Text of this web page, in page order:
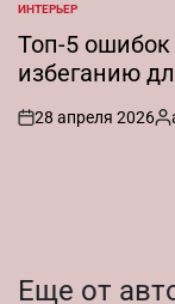
ОПУБЛИКОВАНО
В
ИНТЕРЬЕР
Топ-5 ошибок
избеганию
on
28 апреля 2026
Еще от